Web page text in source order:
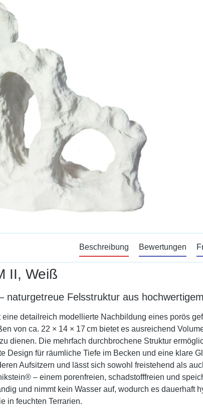
Beschreibung Bewertungen
II, Weiß
naturgetreue Felsstruktur aus
detailreich modellierte Nachbildung eines porös
von ca. 22 × 14 × 17 cm bietet es ausreichend
dienen. Die mehrfach durchbrochene Struktur
Design für räumliche Tiefe im Becken und eine klare
Aufsitzern und lässt sich sowohl freistehend als
– einem porenfreien, schadstofffreien und
und nimmt kein Wasser auf, wodurch es
in feuchten Terrarien.